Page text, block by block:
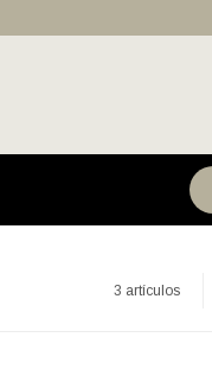
3 artículos